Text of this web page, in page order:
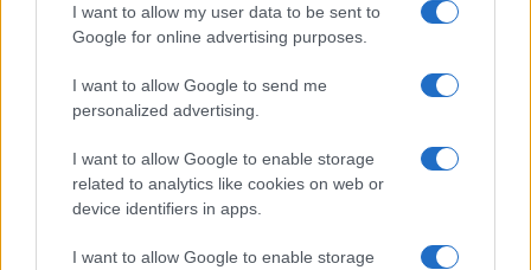
I want to allow my user data to be sent to
Google for online advertising purposes.
I want to allow Google to send me
personalized advertising.
I want to allow Google to enable storage
related to analytics like cookies on web or
device identifiers in apps.
I want to allow Google to enable storage
SIAMO
PARTNERSHIP E